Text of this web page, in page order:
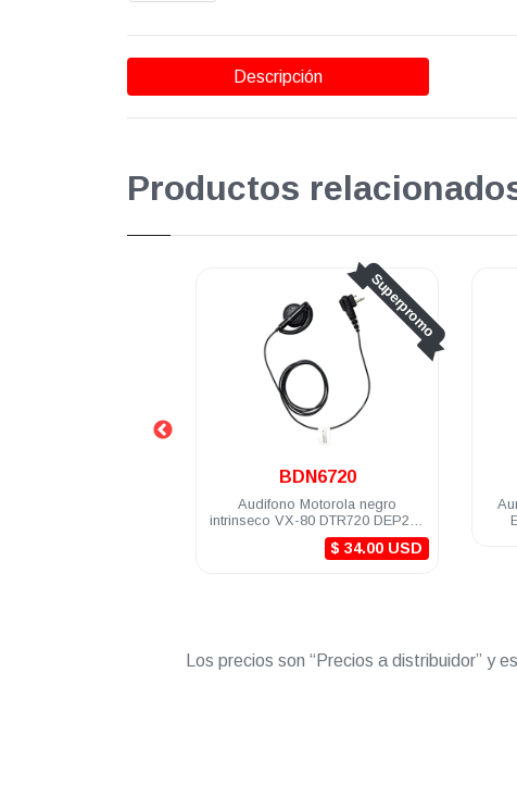
Descripción
Productos
Superpromo
BDN6720
Audifono Motorola negro
intrinseco VX-80 DTR720 DEP250
DEP450
$ 34.00 USD
Los precios son “Precios a distribuidor” y